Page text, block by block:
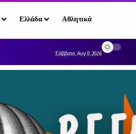
Ελλάδα Αθλητικά
Σάββατο, Αυγ 8, 2026